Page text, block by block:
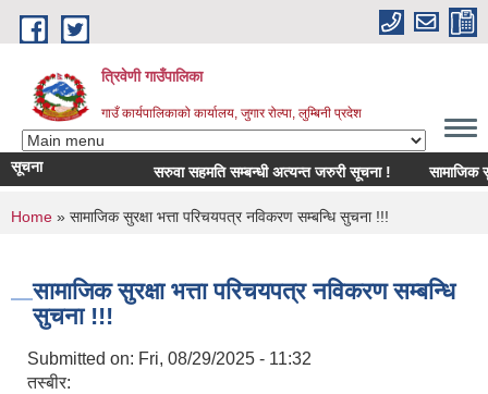
Skip to main content
त्रिवेणी गाउँपालिका
गाउँ कार्यपालिकाको कार्यालय, जुगार रोल्पा, लुम्बिनी प्रदेश
सूचना सरुवा सहमति सम्बन्धी अत्यन्त जरुरी सूचना ! सामाजिक
You are here
Home » सामाजिक सुरक्षा भत्ता परिचयपत्र नविकरण सम्बन्धि सुचना !!!
सामाजिक सुरक्षा भत्ता परिचयपत्र नविकरण सम्बन्धि
सुचना !!!
Submitted on: Fri, 08/29/2025 - 11:32
तस्बीर: